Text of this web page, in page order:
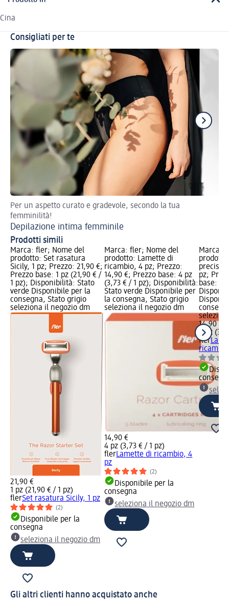
Cina
Consigliati per te
Per un aspetto curato e gradevole, secondo la tua
femminilità!
Depilazione intima femminile
Prodotti simili
Marca: fler; Nome del
prodotto: Set rasatura
Sicily, 1 pz; Prezzo: 21,90 €;
Prezzo base: 1 pz (21,90 € /
1 pz); Disponibilità: Stato
verde Disponibile per la
consegna, Stato grigio
seleziona il negozio dm
21,90 €
1 pz (21,90 € / 1 pz)
flerSet rasatura Sicily, 1 pz
(2)
Disponibile per la
consegna
seleziona il negozio dm
Marca: fler; Nome del
prodotto: Lamette di
ricambio, 4 pz; Prezzo:
14,90 €; Prezzo base: 4 pz
(3,73 € / 1 pz); Disponibilità:
Stato verde Disponibile per
la consegna, Stato grigio
seleziona il negozio dm
14,90 €
4 pz (3,73 € / 1 pz)
flerLamette di ricambio, 4
pz
(2)
Disponibile per la
consegna
seleziona il negozio dm
Marca:
pz;
base: 4
14,90 €
4 pz
fler
Gli altri clienti hanno acquistato anche